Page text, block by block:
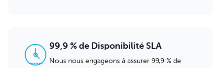
99,9 % de Disponibilité SLA
Nous nous engageons à assurer 99,9 % de